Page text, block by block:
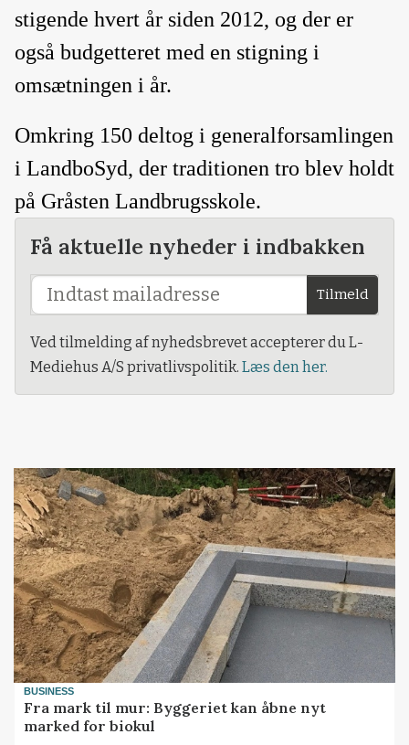
stigende hvert år siden 2012, og der er
også budgetteret med en stigning i
omsætningen i år.
Omkring 150 deltog i generalforsamlingen
i LandboSyd, der traditionen tro blev holdt
på Gråsten Landbrugsskole.
Få aktuelle nyheder i indbakken
Tilmeld
Ved tilmelding af nyhedsbrevet accepterer du L-
Mediehus A/S privatlivspolitik. Læs den her.
BUSINESS
Fra mark til mur: Byggeriet kan åbne nyt
marked for biokul